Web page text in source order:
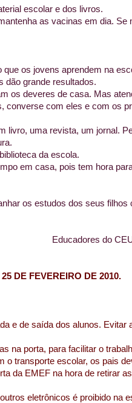
escolar e dos livros.
as vacinas em dia. Se
os jovens aprendem na
dão grande resultados.
os deveres de casa. Mas
converse com eles e com os
livro, uma revista, um jornal.
da escola.
em casa, pois tem hora
os estudos dos seus filhos
Educadores do
DE FEVEREIRO DE 2010.
e de saída dos alunos. Evitar
na porta, para facilitar o
o transporte escolar, os pais
da EMEF na hora de retirar
eletrônicos é proibido na